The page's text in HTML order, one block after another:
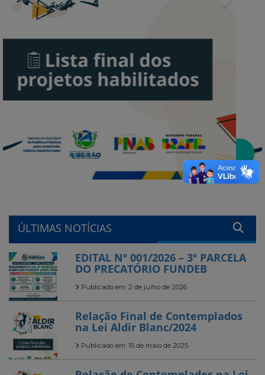
ÚLTIMAS NOTÍCIAS
EDITAL Nº 001/2026 – 3º PARCELA
DO PRECATÓRIO FUNDEB
Publicado em: 2 de julho de 2026
Relação Final de Contemplados
na Lei Aldir Blanc/2024
Publicado em: 15 de maio de 2025